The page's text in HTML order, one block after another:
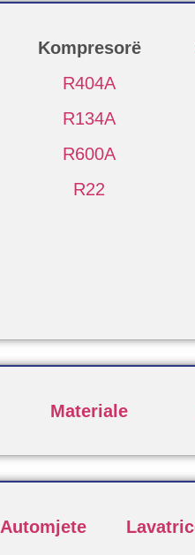
Kompresorë
R404A
R134A
R600A
R22
Materiale
Automjete